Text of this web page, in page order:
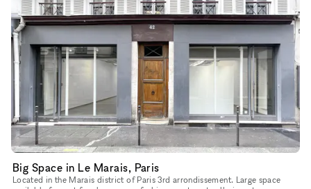
Big Space in Le Marais, Paris
Located in the Marais district of Paris 3rd arrondissement. Large space